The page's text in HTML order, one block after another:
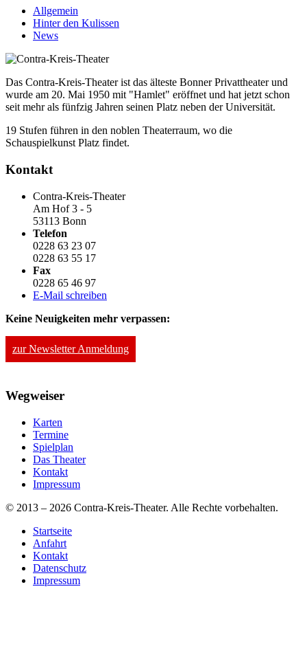
Allgemein
Hinter den Kulissen
News
Das Contra-Kreis-Theater ist das älteste Bonner Privattheater und
wurde am 20. Mai 1950 mit "Hamlet" eröffnet und hat jetzt schon
seit mehr als fünfzig Jahren seinen Platz neben der Universität.
19 Stufen führen in den noblen Theaterraum, wo die
Schauspielkunst Platz findet.
Kontakt
Contra-Kreis-Theater
Am Hof 3 - 5
53113 Bonn
Telefon
0228 63 23 07
0228 63 55 17
Fax
0228 65 46 97
E-Mail schreiben
Keine Neuigkeiten mehr verpassen:
zur Newsletter Anmeldung
Wegweiser
Karten
Termine
Spielplan
Das Theater
Kontakt
Impressum
© 2013 – 2026 Contra-Kreis-Theater. Alle Rechte vorbehalten.
Startseite
Anfahrt
Kontakt
Datenschutz
Impressum